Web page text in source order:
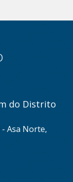
do Distrito
Asa Norte,